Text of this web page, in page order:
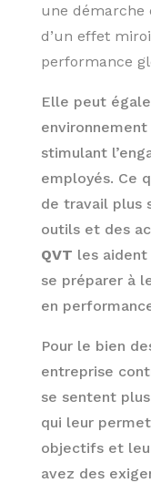
une démarche
d’un effet
performance
Elle peut
stimulant
employés. Ce
de travail plus
outils et des
QVT les
se préparer à
en
Pour le bien
entreprise
se sentent
qui leur
objectifs et
avez des